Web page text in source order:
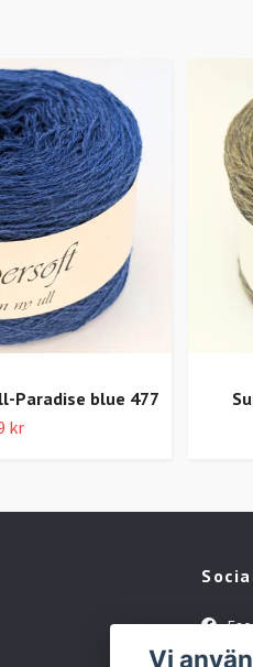
Paradise blue 477
kr
Vi